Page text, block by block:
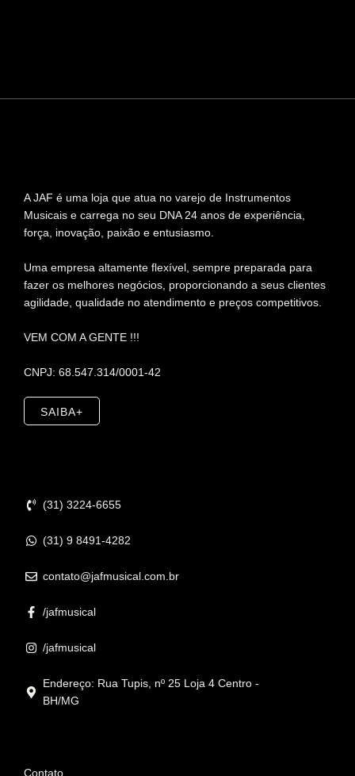
A JAF é uma loja que atua no varejo de Instrumentos
Musicais e carrega no seu DNA 24 anos de experiência,
força, inovação, paixão e entusiasmo.
Uma empresa altamente flexível, sempre preparada para
fazer os melhores negócios, proporcionando a seus clientes
agilidade, qualidade no atendimento e preços competitivos.
VEM COM A GENTE !!!
CNPJ: 68.547.314/0001-42
SAIBA+
(31) 3224-6655
(31) 9 8491-4282
contato@jafmusical.com.br
/jafmusical
/jafmusical
Endereço: Rua Tupis, nº 25 Loja 4 Centro -
BH/MG
Contato